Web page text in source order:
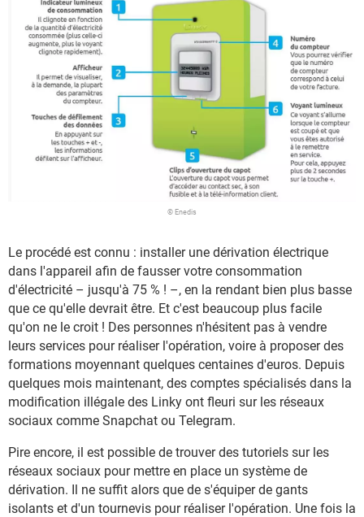
© Enedis
Le procédé est connu : installer une dérivation électrique
dans l'appareil afin de fausser votre consommation
d'électricité – jusqu'à 75 % ! –, en la rendant bien plus basse
que ce qu'elle devrait être. Et c'est beaucoup plus facile
qu'on ne le croit ! Des personnes n'hésitent pas à vendre
leurs services pour réaliser l'opération, voire à proposer des
formations moyennant quelques centaines d'euros. Depuis
quelques mois maintenant, des comptes spécialisés dans la
modification illégale des Linky ont fleuri sur les réseaux
sociaux comme Snapchat ou Telegram.
Pire encore, il est possible de trouver des tutoriels sur les
réseaux sociaux pour mettre en place un système de
dérivation. Il ne suffit alors que de s'équiper de gants
isolants et d'un tournevis pour réaliser l'opération. Une fois la